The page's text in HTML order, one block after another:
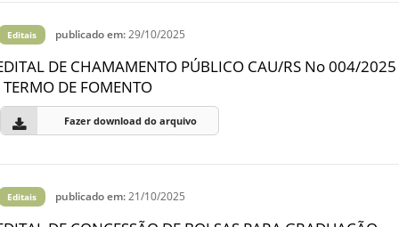
Editais publicado em:29/10/2025
DE CHAMAMENTO PÚBLICO CAU/RS No 004/2025
TERMO DE FOMENTO
Fazer download do arquivo
Editais publicado em:21/10/2025